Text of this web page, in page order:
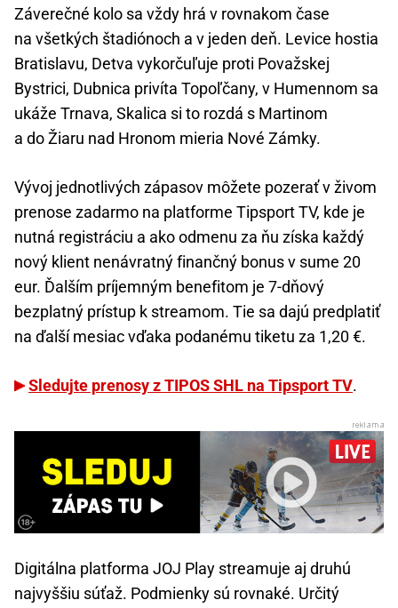
Záverečné kolo sa vždy hrá v rovnakom čase
na všetkých štadiónoch a v jeden deň. Levice hostia
Bratislavu, Detva vykorčuľuje proti Považskej
Bystrici, Dubnica privíta Topoľčany, v Humennom sa
ukáže Trnava, Skalica si to rozdá s Martinom
a do Žiaru nad Hronom mieria Nové Zámky.
Vývoj jednotlivých zápasov môžete pozerať v živom
prenose zadarmo na platforme Tipsport TV, kde je
nutná registráciu a ako odmenu za ňu získa každý
nový klient nenávratný finančný bonus v sume 20
eur. Ďalším príjemným benefitom je 7-dňový
bezplatný prístup k streamom. Tie sa dajú predplatiť
na ďalší mesiac vďaka podanému tiketu za 1,20 €.
Sledujte prenosy z TIPOS SHL na Tipsport TV.
Digitálna platforma JOJ Play streamuje aj druhú
najvyššiu súťaž. Podmienky sú rovnaké. Určitý